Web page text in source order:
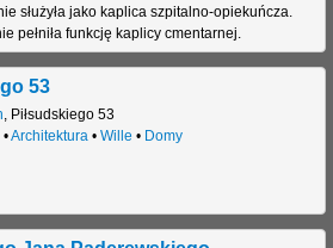
służyła jako kaplica szpitalno-opiekuńcza.
pełniła funkcję kaplicy cmentarnej.
53
Piłsudskiego 53
•Architektura • Wille • Domy